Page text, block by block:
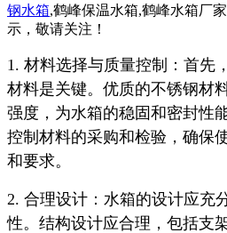
钢水箱,鹤峰保温水箱,鹤峰水箱厂
示，敬请关注！
1. 材料选择与质量控制：首先
材料是关键。优质的不锈钢材
强度，为水箱的稳固和密封性
控制材料的采购和检验，确保
和要求。
2. 合理设计：水箱的设计应充
性。结构设计应合理，包括支